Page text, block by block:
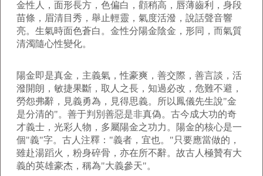
金性人，面形長方，色偏白，顴稍高，唇薄齒利，身段
苗條，眉清目秀，舉止輕靈，氣度活潑，說話聲音響
亮。生氣時面色蒼白。金性分陽金陰金，形同，而氣質
清濁隨心性變化。
陽金即是真金，主義氣，性豪爽，善交際，善言談，活
潑開朗，敏捷果斷，取人之長，知過必改，危難不避，
勞怨弗辭，見義勇為，見得思義。所以鳳儀先生說"金
是分清的"。善于判別善惡是非真偽。古今成大功的奇
才義士，光彩人物，多屬陽金之功力。陽金的核心是一
個"義"字。古人注釋："義者，宜也。"只要應當做的，
雖赴湯蹈火，粉身碎骨，亦在所不辭。故古人極贊有大
義的英雄豪杰，稱為"大義參天"。